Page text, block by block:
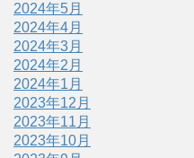
2024年5月
2024年4月
2024年3月
2024年2月
2024年1月
2023年12月
2023年11月
2023年10月